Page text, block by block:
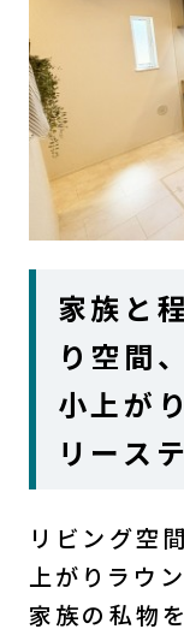
家族と
り空間、
小上が
リース
リビング空
上がりラウン
家族の私物